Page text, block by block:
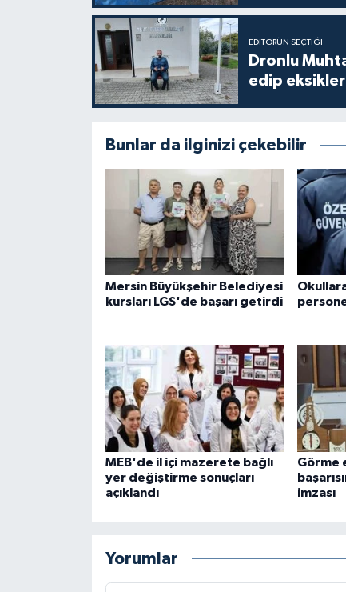
EDITÖRÜN SEÇTIĞI
Dronlu
edip
Bunlar da ilginizi çekebilir
Mersin Büyükşehir Belediyesi
kursları LGS'de başarı getirdi
MEB'de il içi mazerete bağlı
yer değiştirme sonuçları
açıklandı
Görme
imzası
Yorumlar